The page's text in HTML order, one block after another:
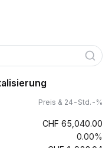
Preis & 24-Std.-%
CHF 65,040.00
0.00%